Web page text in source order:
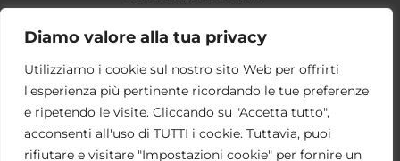
Diamo valore alla tua privacy
Utilizziamo i cookie sul nostro sito Web per offrirti
l'esperienza più pertinente ricordando le tue preferenze
e ripetendo le visite. Cliccando su "Accetta tutto",
acconsenti all'uso di TUTTI i cookie. Tuttavia, puoi
rifiutare e visitare "Impostazioni cookie" per fornire un
SOCIAL